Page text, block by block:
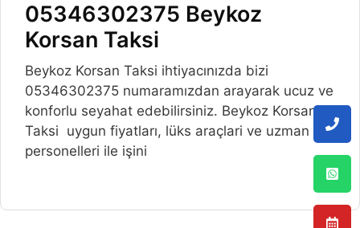
05346302375 Beykoz
Korsan Taksi
Beykoz Korsan Taksi ihtiyacınızda bizi
05346302375 numaramızdan arayarak ucuz ve
konforlu seyahat edebilirsiniz. Beykoz Korsan
Taksi uygun fiyatları, lüks araçlari ve uzman
personelleri ile işini